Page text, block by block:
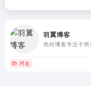
羽翼博客
河北